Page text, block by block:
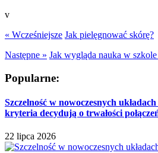
v
« Wcześniejsze Jak pielęgnować skórę?
Następne » Jak wygląda nauka w
Popularne:
Szczelność w nowoczesnych
kryteria decydują o trwałości
22 lipca 2026